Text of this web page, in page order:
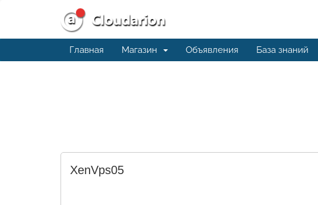
Главная Магазин Объявления База знаний
XenVps05